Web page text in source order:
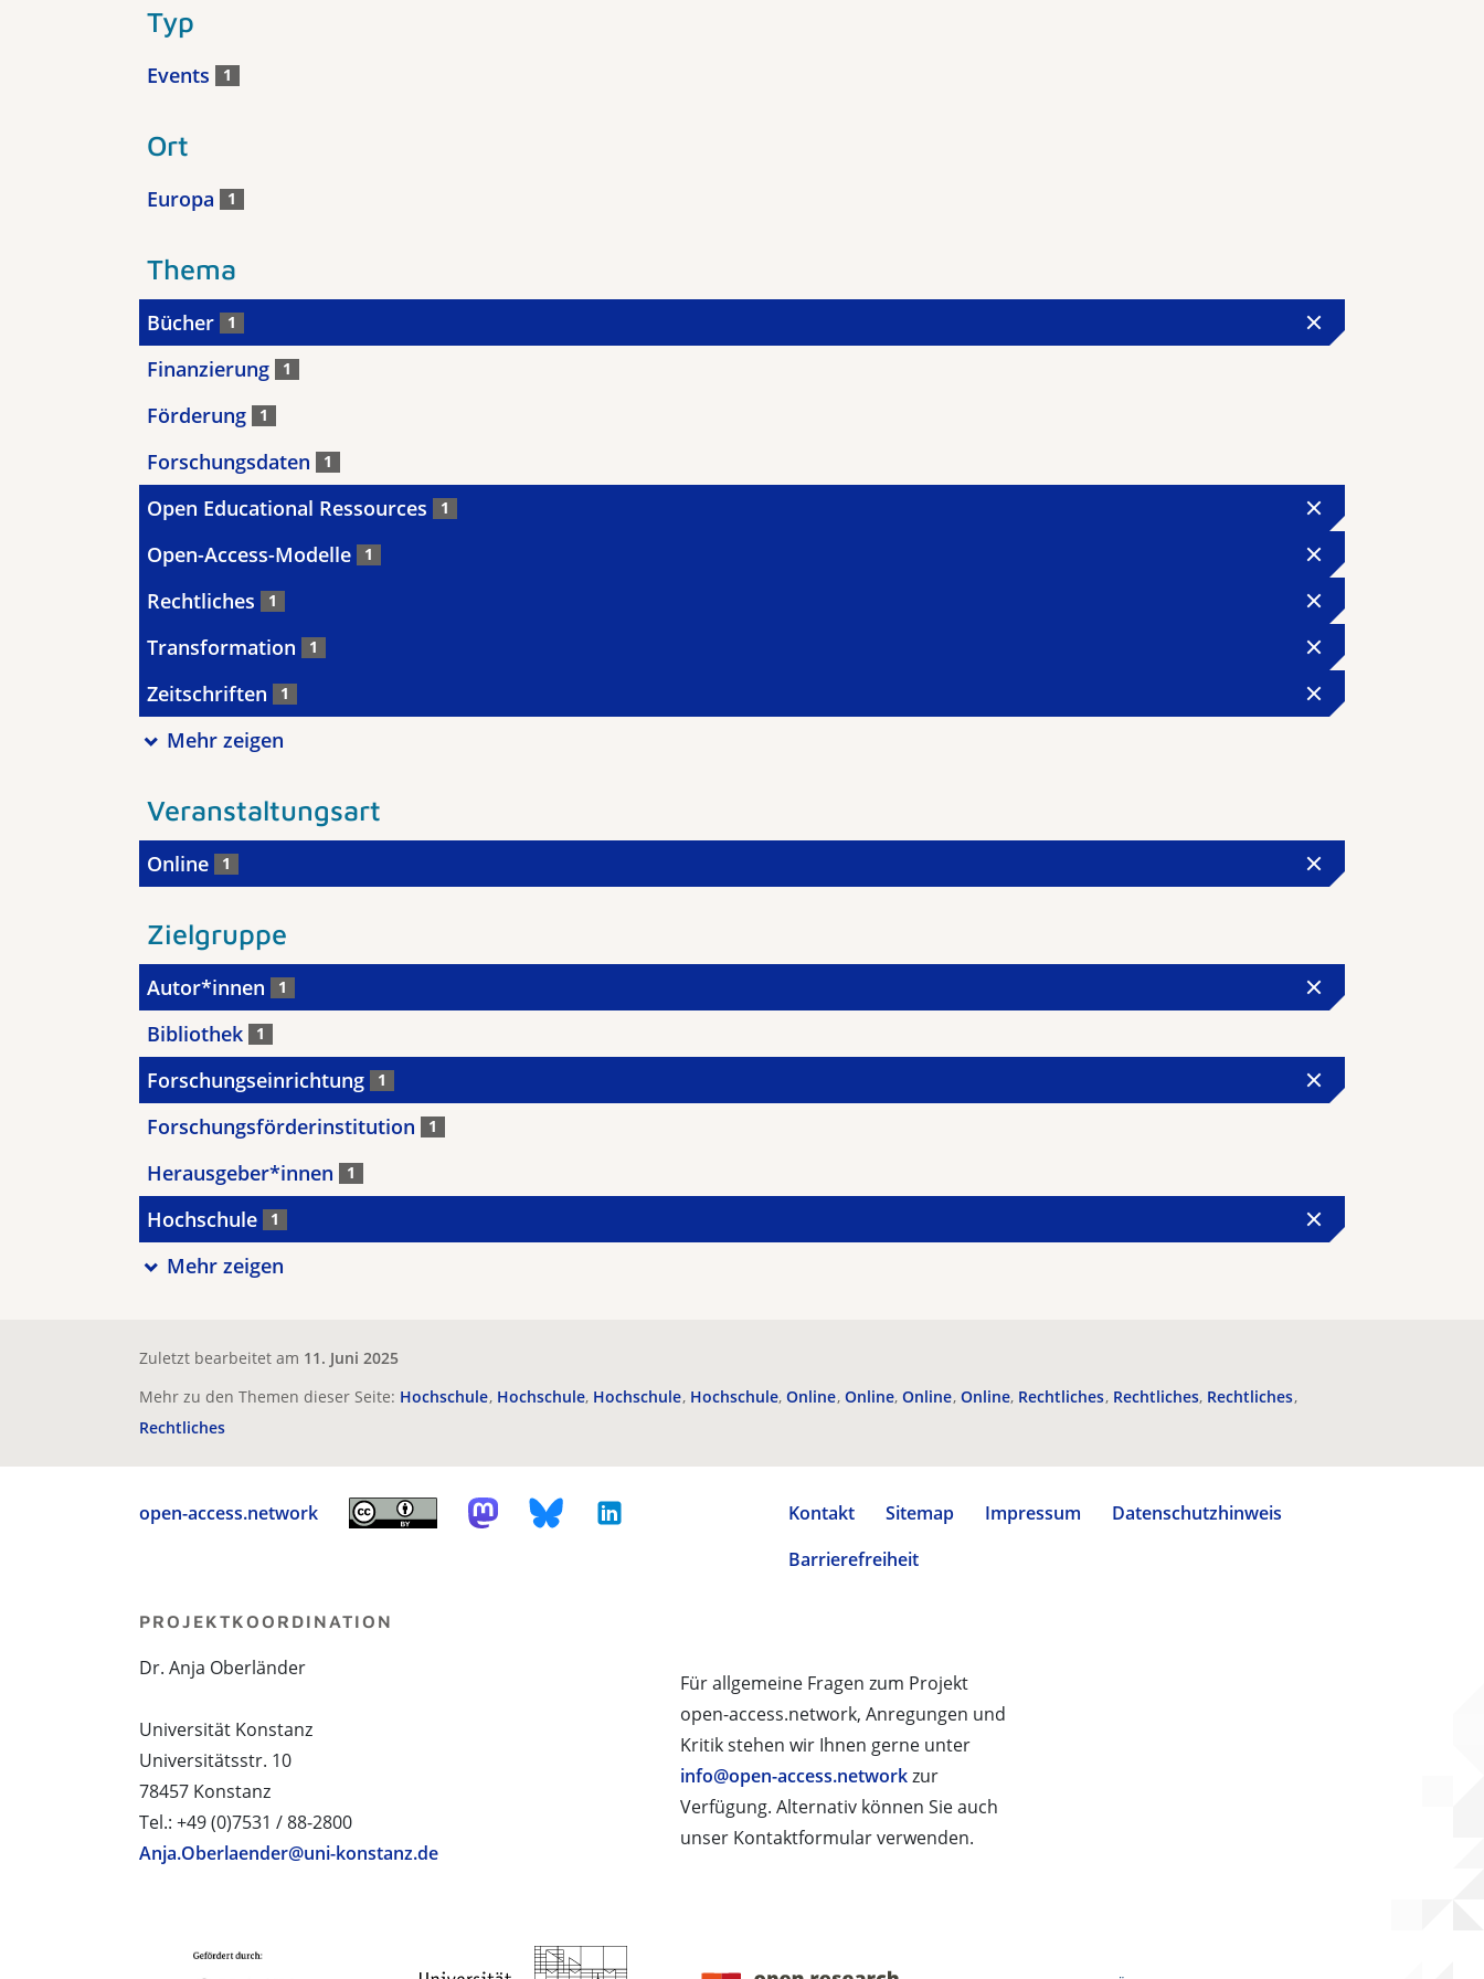
Typ
Events 1
Ort
Europa 1
Thema
Bücher 1
Finanzierung 1
Förderung 1
Forschungsdaten 1
Open Educational Ressources 1
Open-Access-Modelle 1
Rechtliches 1
Transformation 1
Zeitschriften 1
Mehr zeigen
Veranstaltungsart
Online 1
Zielgruppe
Autor*innen 1
Bibliothek 1
Forschungseinrichtung 1
Forschungsförderinstitution 1
Herausgeber*innen 1
Hochschule 1
Mehr zeigen
Zuletzt bearbeitet am 11. Juni 2025
Mehr zu den Themen dieser Seite: Hochschule Hochschule Hochschule Hochschule Online Online Online Online Rechtliches Rechtliches Rechtliches
Rechtliches
open-access.network Kontakt Sitemap Impressum
Datenschutzhinweis
Barrierefreiheit
Für allgemeine Fragen zum Projekt
open-access.network, Anregungen und
Kritik stehen wir Ihnen gerne unter
info@open-access.networkzur
Verfügung. Alternativ können Sie auch
unser Kontaktformular verwenden.
PROJEKTKOORDINATION
Dr. Anja Oberländer
Universität Konstanz
Universitätsstr. 10
78457 Konstanz
Tel.: +49 (0)7531 / 88-2800
Anja.Oberlaender@uni-konstanz.de